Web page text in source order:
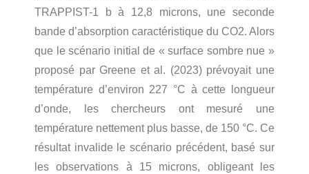
TRAPPIST-1 b à 12,8 microns, une seconde
bande d’absorption caractéristique du CO2. Alors
que le scénario initial de « surface sombre nue »
proposé par Greene et al. (2023) prévoyait une
température d’environ 227 °C à cette longueur
d’onde, les chercheurs ont mesuré une
température nettement plus basse, de 150 °C. Ce
résultat invalide le scénario précédent, basé sur
les observations à 15 microns, obligeant les